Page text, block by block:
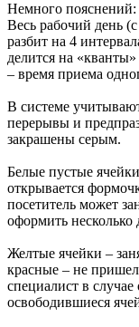
Немного пояснений:
Весь рабочий день
разбит на 4
делится на
– время приема
В системе
перерывы и
закрашены серым.
Белые пустые
открывается
посетитель может
оформить несколько
Желтые ячейки –
красные – не
специалист в случае
освободившиеся